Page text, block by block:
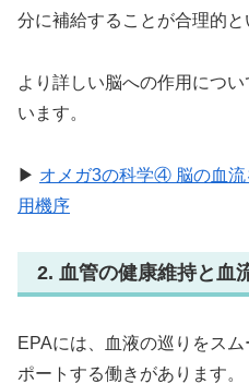
分に補給することが合理的と
より詳しい脳への作用につ
います。
▶ オメガ3の科学④ 脳の血
用機序
2. 血管の健康維持と血
EPAには、血液の巡りをス
ポートする働きがあります。